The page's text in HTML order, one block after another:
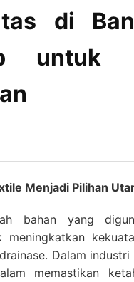
di
untuk
Menjadi Pilihan
bahan yang
meningkatkan
Dalam
memastikan